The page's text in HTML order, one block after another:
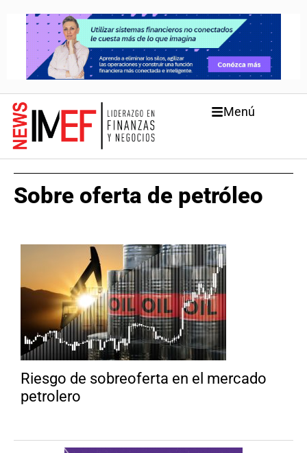
Menú
Sobre oferta de petróleo
Riesgo de sobreoferta en el mercado
petrolero